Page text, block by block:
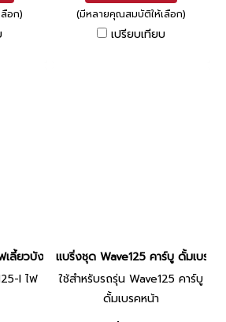
อก) (มีหลายคุณสมบัติให้เลือก)
เปรียบเทียบ
เลี้ยวบังลม ดั้มเบรคหน้า ยี่ห้อ TTW/NACHI
I ไฟ
แบริ่งชุด Wave125 คาร์บู ดั้มเบรค
ใช้สำหรับรถรุ่น Wave125 คาร์บู
ดั้มเบรคหน้า